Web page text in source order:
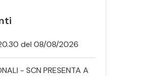
del 08/08/2026
- SCN PRESENTA A